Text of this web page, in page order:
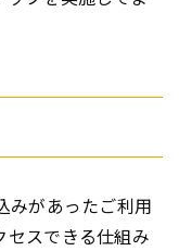
みがあったご利用
セスできる仕組み